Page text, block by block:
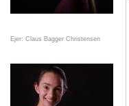
Ejer: Claus Bagger Christensen